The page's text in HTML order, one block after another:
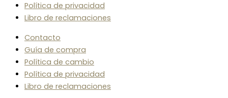
Política de privacidad
Libro de reclamaciones
Contacto
Guía de compra
Política de cambio
Política de privacidad
Libro de reclamaciones